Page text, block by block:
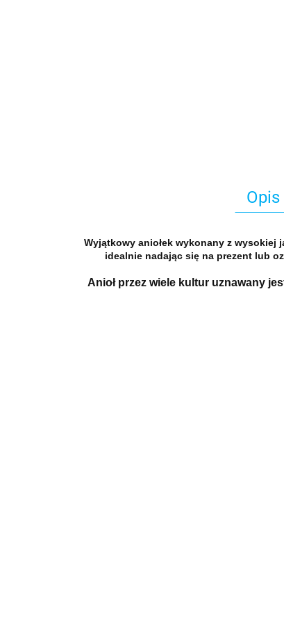
Opis
Wyjątkowy aniołek wykonany z
idealnie nadając się na prezent lub
Anioł przez wiele kultur uznawany